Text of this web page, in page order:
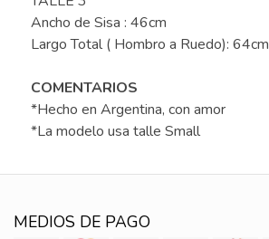
Ancho de Sisa : 46cm
Largo Total ( Hombro a Ruedo): 64cm
COMENTARIOS
*Hecho en Argentina, con amor
*La modelo usa talle Small
MEDIOS DE PAGO